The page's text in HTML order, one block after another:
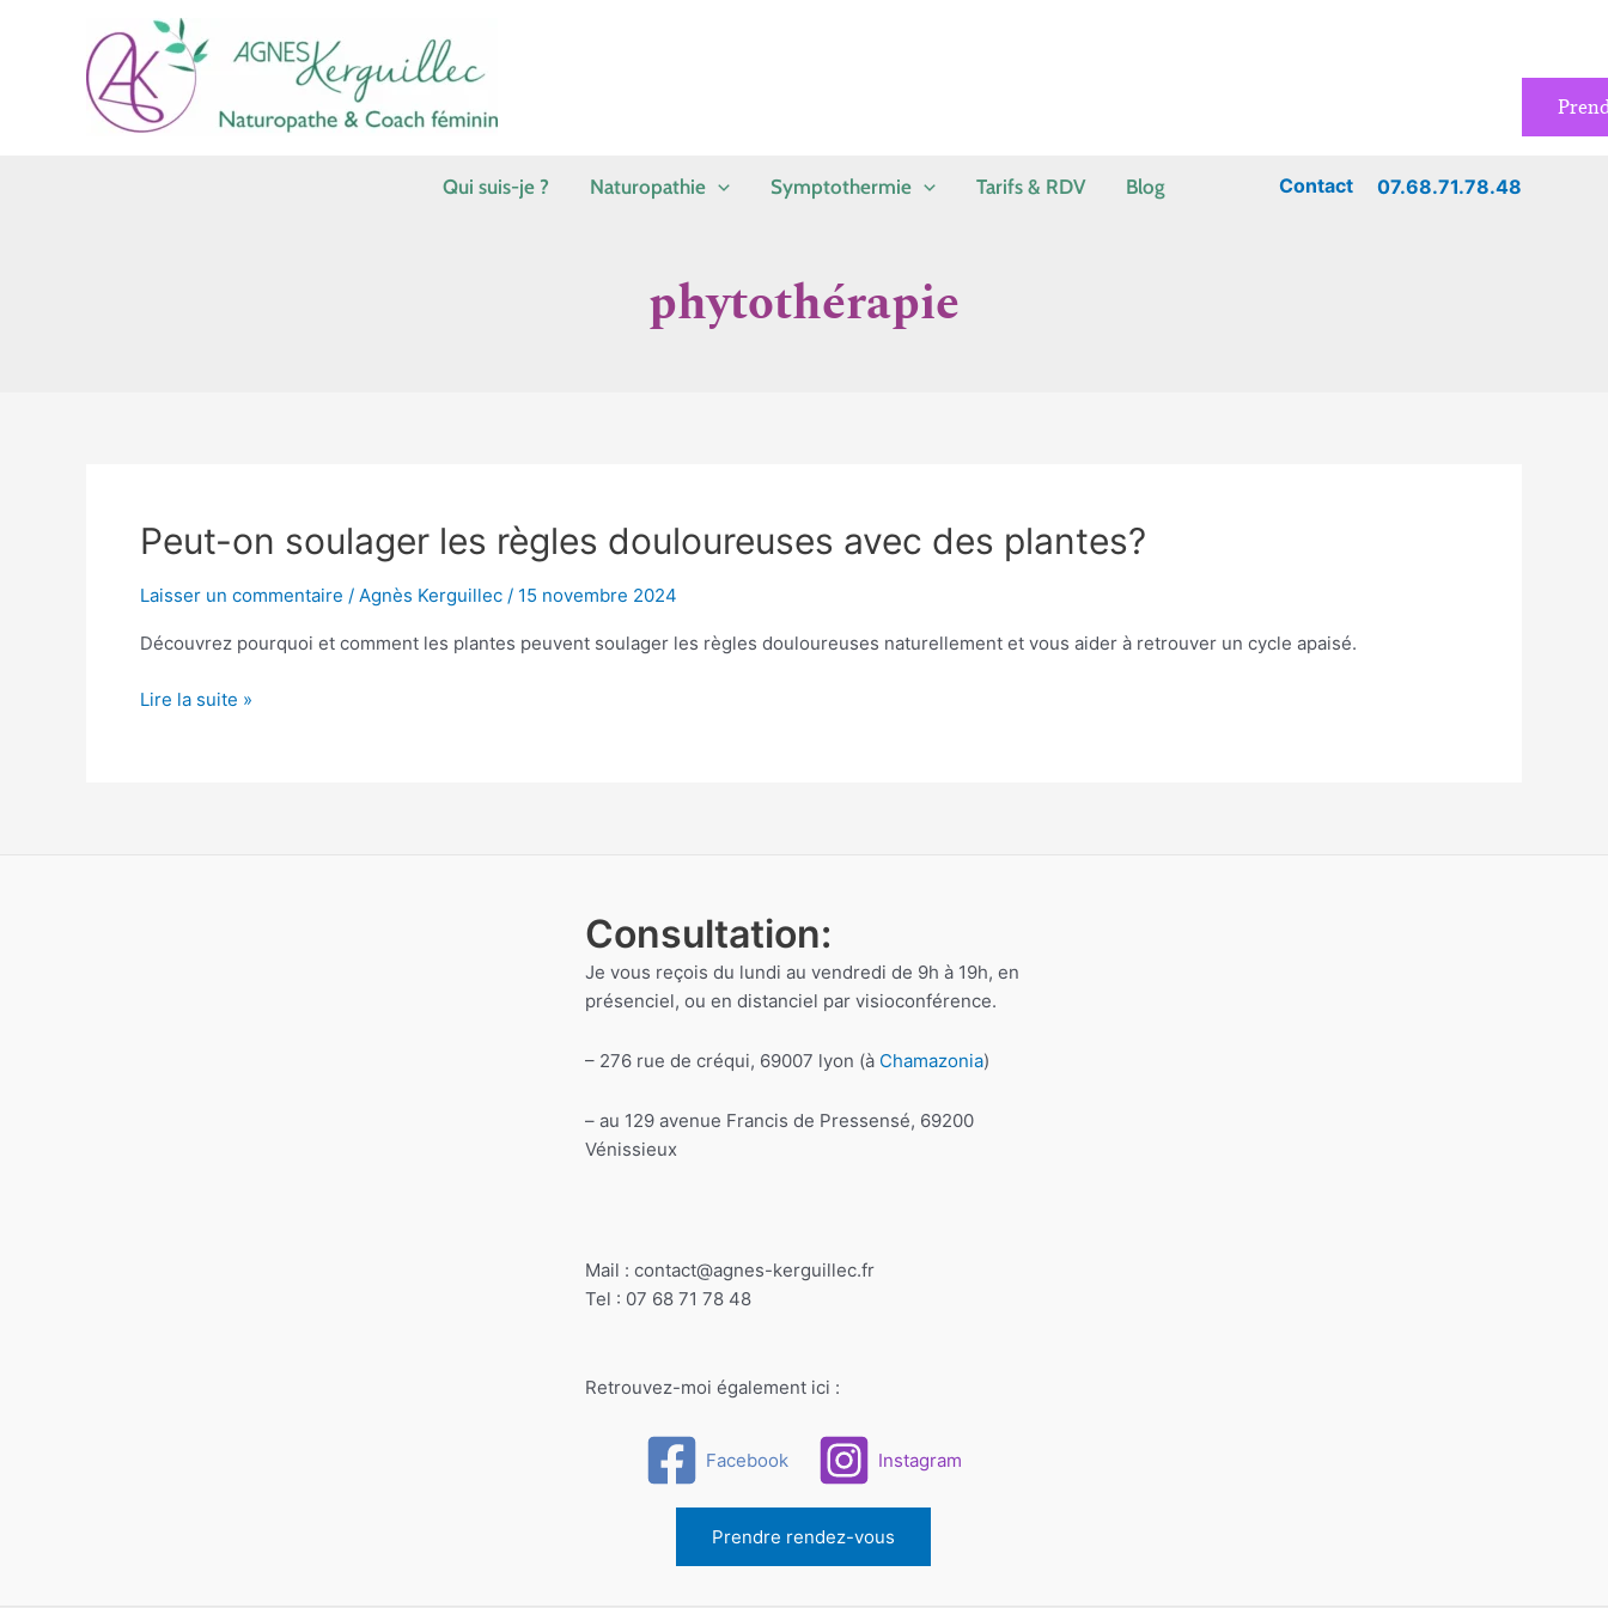
Qui suis-je ? Naturopathie Symptothermie Tarifs & RDV Blog Contact 07.68.71.78.48
phytothérapie
Peut-on soulager les règles douloureuses avec des plantes?
Laisser un commentaire / Agnès Kerguillec / 15 novembre 2024
Découvrez pourquoi et comment les plantes peuvent soulager les règles douloureuses naturellement et vous aider à retrouver un cycle apaisé.
Peut-
on
soulager
règles
avec
Lire la suite »
Consultation:
Je vous reçois du lundi au vendredi de 9h à 19h, en
présenciel, ou en distanciel par visioconférence.
– 276 rue de créqui, 69007 lyon (à Chamazonia)
– au 129 avenue Francis de Pressensé, 69200
Vénissieux
Mail : contact@agnes-kerguillec.fr
Tel : 07 68 71 78 48
Retrouvez-moi également ici :
Facebook Instagram
Prendre rendez-vous